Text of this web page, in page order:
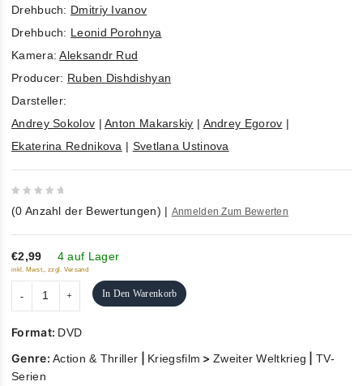
Drehbuch: Dmitriy Ivanov
Drehbuch: Leonid Porohnya
Kamera:Aleksandr Rud
Producer: Ruben Dishdishyan
Darsteller:
Andrey Sokolov |Anton Makarskiy | Andrey Egorov |
Ekaterina Rednikova | Svetlana Ustinova
out
of
5
(0 Anzahl der Bewertungen) | Anmelden Zum Bewerten
€2,99 4 auf Lager
inkl. Mwst., zzgl. Versand
In Den Warenkorb
Format: DVD
Genre:Action & Thriller Kriegsfilm >Zweiter Weltkrieg |TV-
Serien